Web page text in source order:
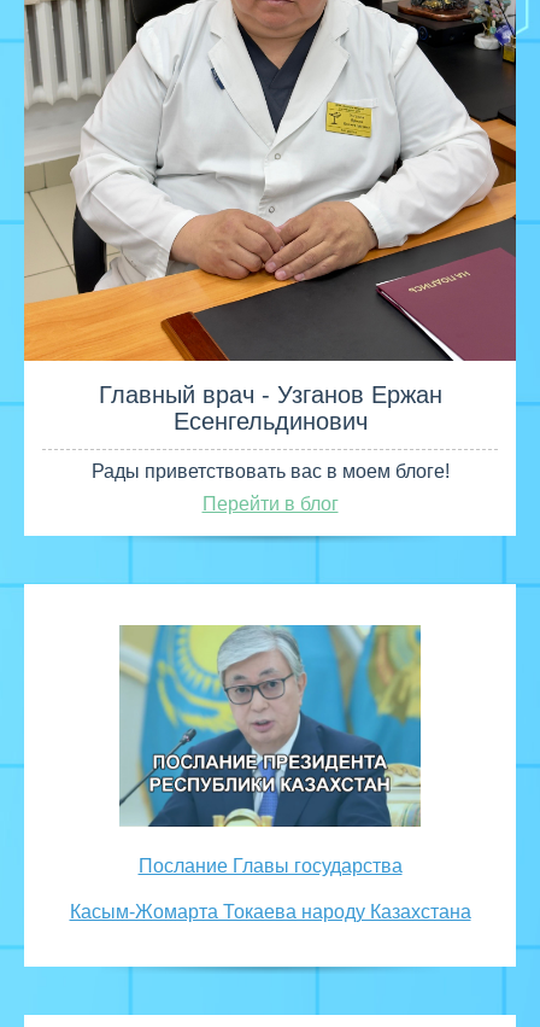
Главный врач - Узганов Ержан
Есенгельдинович
Рады приветствовать вас в моем блоге!
Перейти в блог
Послание Главы государства
Касым-Жомарта Токаева народу Казахстана